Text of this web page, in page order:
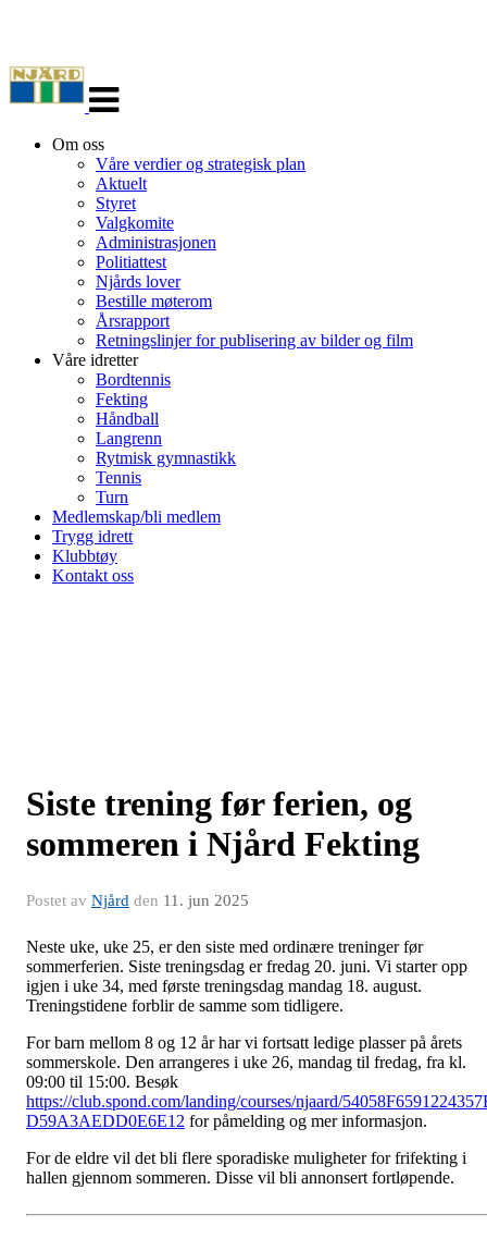
navigasjon
Om oss
Våre verdier og strategisk plan
Aktuelt
Styret
Valgkomite
Administrasjonen
Politiattest
Njårds lover
Bestille møterom
Årsrapport
Retningslinjer for publisering av bilder og film
Våre idretter
Bordtennis
Fekting
Håndball
Langrenn
Rytmisk gymnastikk
Tennis
Turn
Medlemskap/bli medlem
Trygg idrett
Klubbtøy
Kontakt oss
Siste trening før ferien, og
sommeren i Njård Fekting
Postet av Njård den 11. jun 2025
Neste uke, uke 25, er den siste med ordinære treninger før
sommerferien. Siste treningsdag er fredag 20. juni. Vi starter opp
igjen i uke 34, med første treningsdag mandag 18. august.
Treningstidene forblir de samme som tidligere.
For barn mellom 8 og 12 år har vi fortsatt ledige plasser på årets
sommerskole. Den arrangeres i uke 26, mandag til fredag, fra kl.
09:00 til 15:00. Besøk
https://club.spond.com/landing/courses/njaard/
D59A3AEDD0E6E12 for påmelding og mer informasjon.
For de eldre vil det bli flere sporadiske muligheter for frifekting i
hallen gjennom sommeren. Disse vil bli annonsert fortløpende.